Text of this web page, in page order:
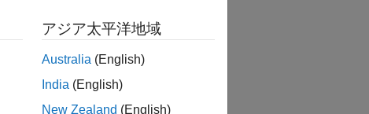
アジア太平洋地域
Australia (English)
India (English)
New Zealand (English)